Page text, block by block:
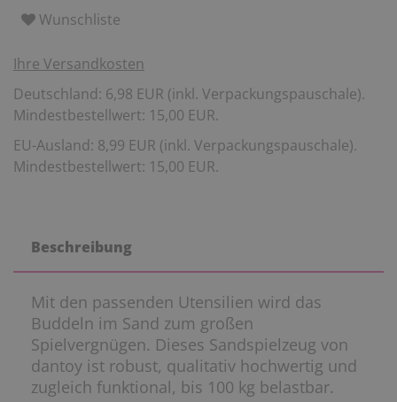
Wunschliste
Ihre Versandkosten
Deutschland: 6,98 EUR (inkl. Verpackungspauschale).
Mindestbestellwert: 15,00 EUR.
EU-Ausland: 8,99 EUR (inkl. Verpackungspauschale).
Mindestbestellwert: 15,00 EUR.
Beschreibung
Mit den passenden Utensilien wird das
Buddeln im Sand zum großen
Spielvergnügen. Dieses Sandspielzeug von
dantoy ist robust, qualitativ hochwertig und
zugleich funktional, bis 100 kg belastbar.